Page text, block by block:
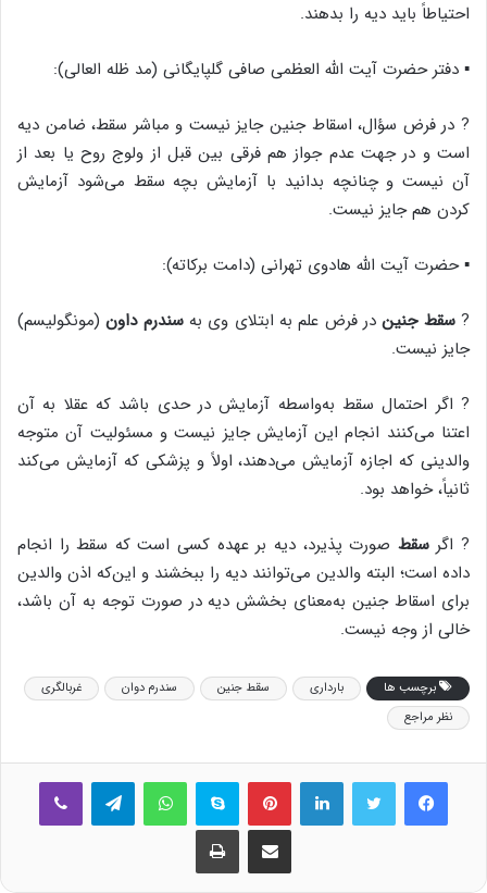
احتیاطاً باید دیه را بدهند.
▪️ دفتر حضرت آیت الله العظمی صافی گلپایگانی (مد ظله العالی):
? در فرض سؤال، اسقاط جنین جایز نیست و مباشر سقط، ضامن دیه
است و در جهت عدم جواز هم فرقی بین قبل از ولوج روح یا بعد از
آن نیست و چنانچه بدانید با آزمایش بچه سقط می‌شود آزمایش
کردن هم جایز نیست.
▪️ حضرت آیت الله هادوی تهرانی (دامت برکاته):
?سقط جنیندر فرض علم به ابتلای وی بهسندرم داون(مونگولیسم)
جایز نیست.
? اگر احتمال سقط به‌واسطه آزمایش در حدی باشد که عقلا به آن
اعتنا می‌کنند انجام این آزمایش جایز نیست و مسئولیت آن متوجه
والدینی که اجازه آزمایش می‌دهند، اولاً و پزشکی که آزمایش می‌کند
ثانیاً، خواهد بود.
? اگرسقط صورت پذیرد، دیه بر عهده کسی است که سقط را انجام
داده است؛ البته والدین می‌توانند دیه را ببخشند و این‌که اذن والدین
برای اسقاط جنین به‌معنای بخشش دیه در صورت توجه به آن باشد،
خالی از وجه نیست.
برچسب ها بارداری سقط جنین سندرم دوان
غربالگری
نظر مراجع
فیس بوک لینکدین ‫پین‌ترست اسکایپ واتس آپ
اشتراک گذاری از طریق ایمیل چاپ